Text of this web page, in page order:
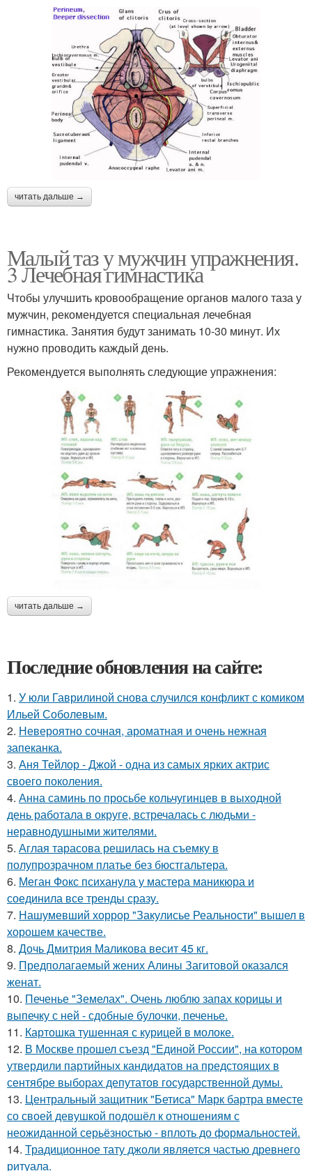
читать дальше →
Малый таз у мужчин упражнения.
3 Лечебная гимнастика
Чтобы улучшить кровообращение органов малого таза у
мужчин, рекомендуется специальная лечебная
гимнастика. Занятия будут занимать 10-30 минут. Их
нужно проводить каждый день.
Рекомендуется выполнять следующие упражнения:
читать дальше →
Последние обновления на сайте:
1. У юли Гаврилиной снова случился конфликт с комиком
Ильей Соболевым.
2. Невероятно сочная, ароматная и очень нежная
запеканка.
3. Аня Тейлор - Джой - одна из самых ярких актрис
своего поколения.
4. Анна саминь по просьбе кольчугинцев в выходной
день работала в округе, встречалась с людьми -
неравнодушными жителями.
5. Аглая тарасова решилась на съемку в
полупрозрачном платье без бюстгальтера.
6. Меган Фокс психанула у мастера маникюра и
соединила все тренды сразу.
7. Нашумевший хоррор "Закулисье Реальности" вышел в
хорошем качестве.
8. Дочь Дмитрия Маликова весит 45 кг.
9. Предполагаемый жених Алины Загитовой оказался
женат.
10. Печенье "Земелах". Очень люблю запах корицы и
выпечку с ней - сдобные булочки, печенье.
11. Картошка тушенная с курицей в молоке.
12. В Москве прошел съезд "Единой России", на котором
утвердили партийных кандидатов на предстоящих в
сентябре выборах депутатов государственной думы.
13. Центральный защитник "Бетиса" Марк бартра вместе
со своей девушкой подошёл к отношениям с
неожиданной серьёзностью - вплоть до формальностей.
14. Традиционное тату джоли является частью древнего
ритуала.